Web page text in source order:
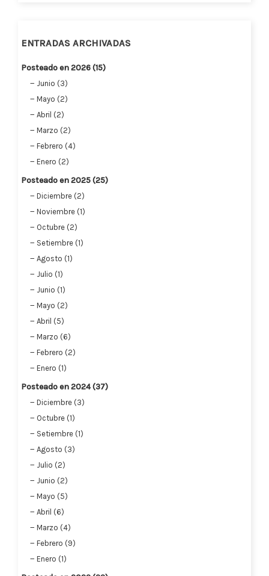
ENTRADAS ARCHIVADAS
Posteado en 2026 (15)
Junio (3)
Mayo (2)
Abril (2)
Marzo (2)
Febrero (4)
Enero (2)
Posteado en 2025 (25)
Diciembre (2)
Noviembre (1)
Octubre (2)
Setiembre (1)
Agosto (1)
Julio (1)
Junio (1)
Mayo (2)
Abril (5)
Marzo (6)
Febrero (2)
Enero (1)
Posteado en 2024 (37)
Diciembre (3)
Octubre (1)
Setiembre (1)
Agosto (3)
Julio (2)
Junio (2)
Mayo (5)
Abril (6)
Marzo (4)
Febrero (9)
Enero (1)